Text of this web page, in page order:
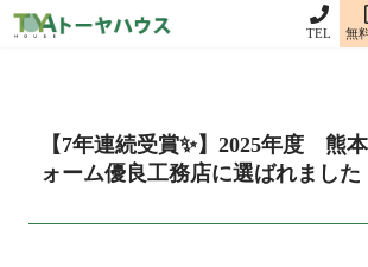
TEL 無
【7年連続受賞✨】2025年度 熊
ォーム優良工務店に選ばれました